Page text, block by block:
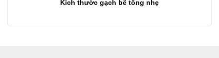
Kích thước gạch bê tông nhẹ